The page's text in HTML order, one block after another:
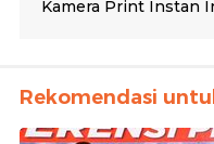
Rekomendasi